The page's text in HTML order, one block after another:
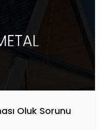
Oluk Sorunu